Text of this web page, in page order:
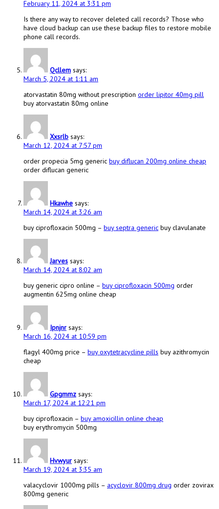
February 11, 2024 at 3:31 pm
Is there any way to recover deleted call records? Those who
have cloud backup can use these backup files to restore mobile
phone call records.
Qcllem says:
March 5, 2024 at 1:11 am
atorvastatin 80mg without prescription order lipitor 40mg pill
buy atorvastatin 80mg online
Xxsrlb says:
March 12, 2024 at 7:57 pm
order propecia 5mg generic buy diflucan 200mg online cheap
order diflucan generic
Hkawhe says:
March 14, 2024 at 3:26 am
buy ciprofloxacin 500mg – buy septra generic buy clavulanate
Jarves says:
March 14, 2024 at 8:02 am
buy generic cipro online – buy ciprofloxacin 500mg order
augmentin 625mg online cheap
Ipnjnr says:
March 16, 2024 at 10:59 pm
flagyl 400mg price – buy oxytetracycline pills buy azithromycin
cheap
Gpgmmz says:
March 17, 2024 at 12:21 pm
buy ciprofloxacin – buy amoxicillin online cheap
buy erythromycin 500mg
Hvwyur says:
March 19, 2024 at 3:35 am
valacyclovir 1000mg pills – acyclovir 800mg drug order zovirax
800mg generic